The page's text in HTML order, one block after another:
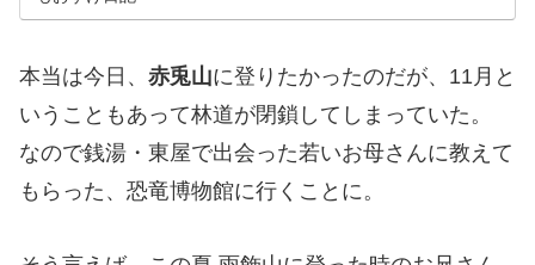
本当は今日、 赤兎山に登りたかったのだが、11月と
いうこともあって林道が閉鎖してしまっていた。
なので銭湯・東屋で出会った若いお母さんに教えて
もらった、恐竜博物館に行くことに。